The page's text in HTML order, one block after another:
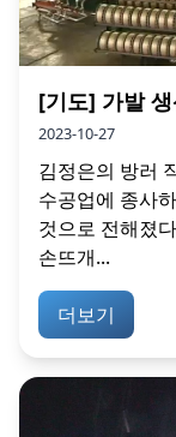
[기도] 가발
2023-10-27
김정은의 방러
수공업에 종사
것으로 전해졌
손뜨개...
더보기